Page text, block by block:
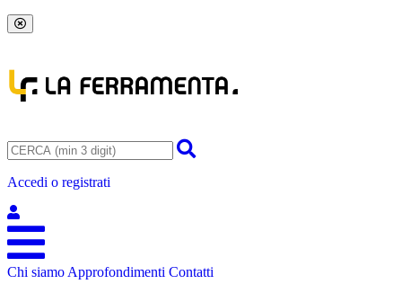
Accedi o registrati
Chi siamo Approfondimenti Contatti